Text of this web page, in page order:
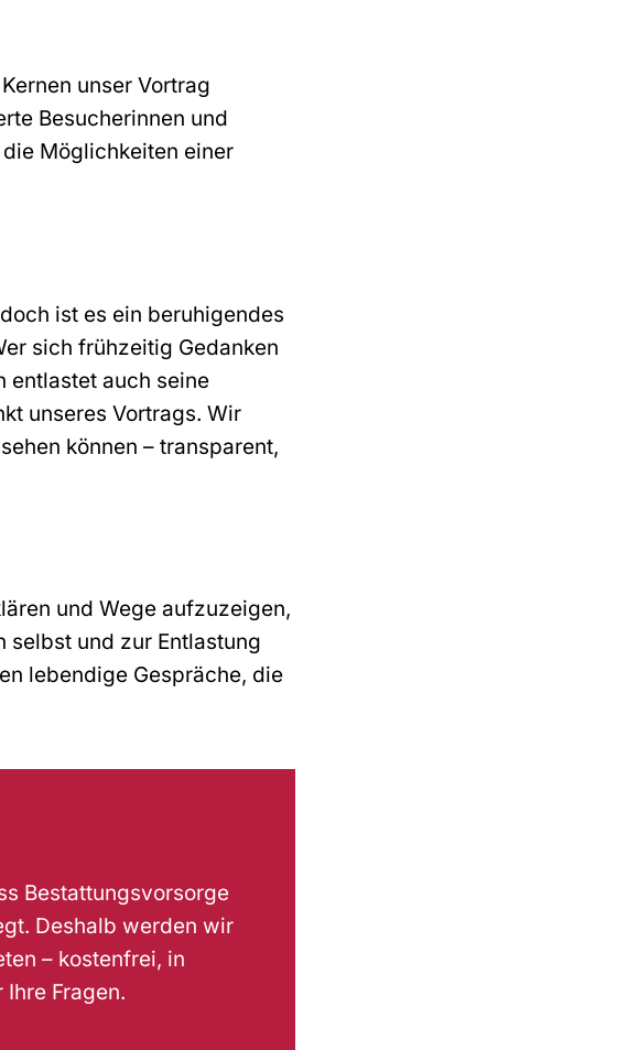
unser Vortrag
Besucherinnen und
Möglichkeiten einer
ist es ein beruhigendes
sich frühzeitig Gedanken
entlastet auch seine
unseres Vortrags. Wir
können – transparent,
und Wege aufzuzeigen,
selbst und zur Entlastung
lebendige Gespräche, die
Bestattungsvorsorge
Deshalb werden wir
– kostenfrei, in
Fragen.